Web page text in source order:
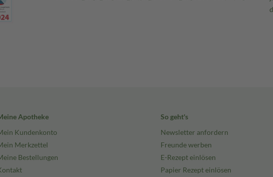
Apotheke
Kundenkonto
Merkzettel
Bestellungen
So geht's
Newsletter anfordern
Freunde werben
E-Rezept einlösen
Papier Rezept einlösen